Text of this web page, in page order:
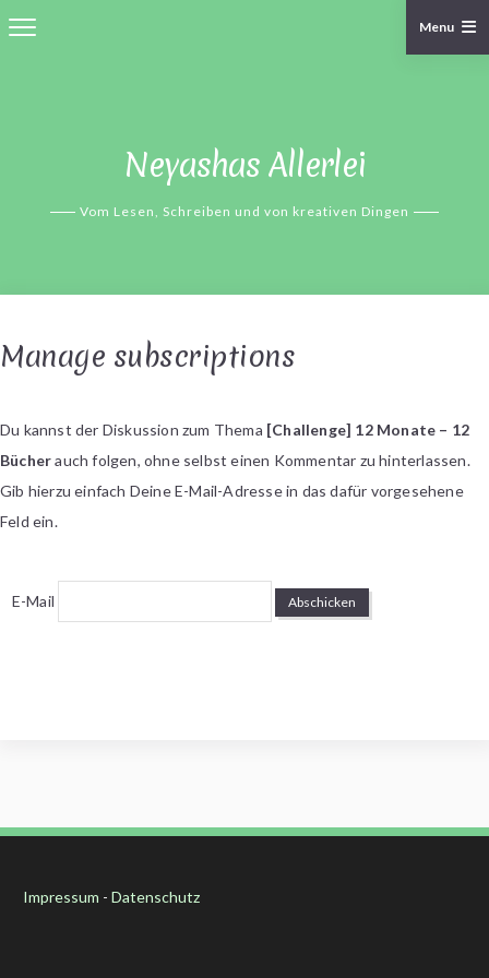
Neyashas Allerlei
Vom Lesen, Schreiben und von kreativen Dingen
Menu
Manage subscriptions
Du kannst der Diskussion zum Thema [Challenge] 12 Monate – 12
Bücherauch folgen, ohne selbst einen Kommentar zu hinterlassen.
Gib hierzu einfach Deine E-Mail-Adresse in das dafür vorgesehene
Feld ein.
E-Mail
Impressum - Datenschutz